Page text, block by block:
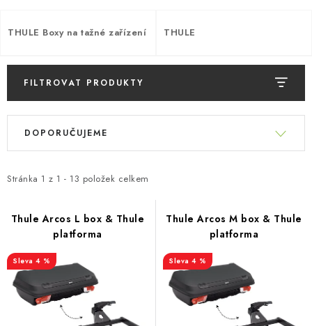
AUTOPOTAHY ŠITÉ NA MÍRU
AUTODOPLŇKY
PŮJČOVNA
AKCE
PRO PSY
STŘEŠNÍ KOŠE
AUTOSTANY
THULE Boxy na tažné zařízení THULE
FILTROVAT PRODUKTY
V
p
i
p
o
d
u
Stránka 1 z 1 - 13 položek celkem
Ř
e
r
o
d
DOPORUČUJEME
Thule Arcos L box & Thule
platforma
4 %
Thule Arcos M box & Thule
platforma
4 %